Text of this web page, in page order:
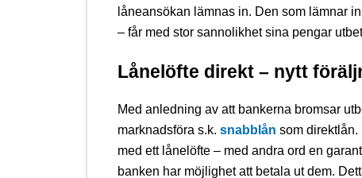
låneansökan lämnas in. Den som lämnar
– får med stor sannolikhet sina pengar
Lånelöfte direkt – nytt
Med anledning av att bankerna bromsar
marknadsföra s.k. snabblån som direktlån.
med ett lånelöfte – med andra ord en
banken har möjlighet att betala ut dem.